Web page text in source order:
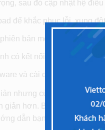
sau đó cập nhật hệ
để khắc phục lỗi xung
bản mới nhất.
có kết nối internet
và cài đặt lại thiết bị
nhưng cùng cần nhiều
giản hơn. Bạn chỉ cần đem
dẫn bạn cách khắc